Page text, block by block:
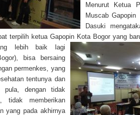
Menurut Ketua
Muscab
Dasuki
terpilih ketua Gapopin Kota Bogor yang
lebih baik lagi
bisa bersaing
permenkes, yang
tentunya dan
pula, dengan tidak
tidak memberikan
yang pada akhirnya